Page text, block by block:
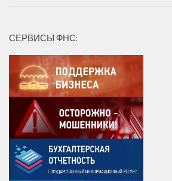
СЕРВИСЫ ФНС: